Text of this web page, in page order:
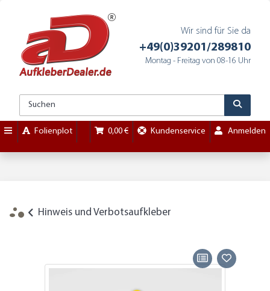
Wir sind für Sie da
+49(0)39201/289810
Montag - Freitag von 08-16 Uhr
Folienplot 0,00 € Kundenservice Anmelden
Hinweis und Verbotsaufkleber